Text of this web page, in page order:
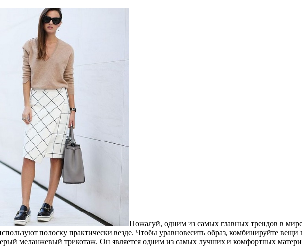
Пожалуй, одним из самых главных трендов в
полоску практически везде. Чтобы уравновесить образ, комбинируйте вещи
меланжевый трикотаж. Он является одним из самых лучших и комфортных